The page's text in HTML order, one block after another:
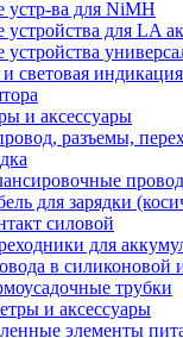
устр-ва для NiMH
устройства для LA
устройства
и световая индикация
и аксессуары
разъемы,
для зарядки
силовой
для
в силиконовой
трубки
и аксессуары
элементы